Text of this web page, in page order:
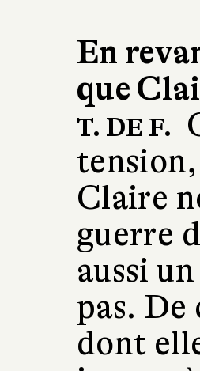
En
que
T. DE F.
Claire
guerre
aussi
pas.
dont